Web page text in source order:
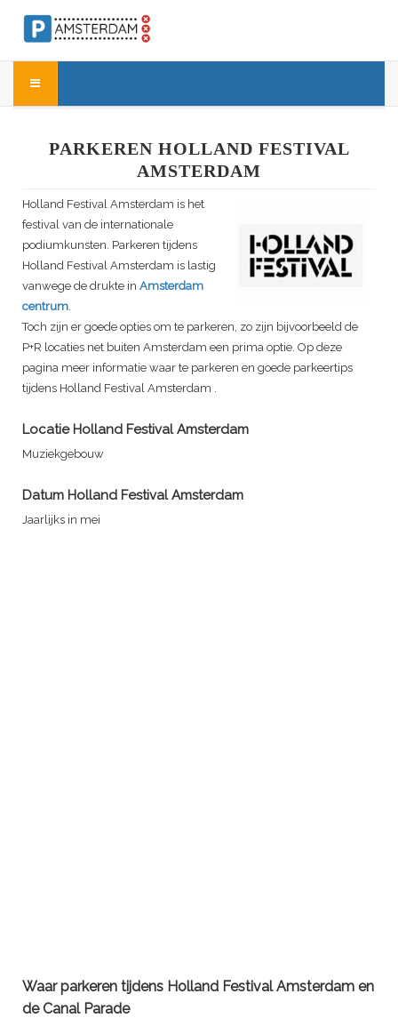
PARKEREN HOLLAND FESTIVAL
AMSTERDAM
Holland Festival Amsterdam is het
festival van de internationale
podiumkunsten. Parkeren tijdens
Holland Festival Amsterdam is lastig
vanwege de drukte in Amsterdam
centrum.
Toch zijn er goede opties om te parkeren, zo zijn bijvoorbeeld de
P+R locaties net buiten Amsterdam een prima optie. Op deze
pagina meer informatie waar te parkeren en goede parkeertips
tijdens Holland Festival Amsterdam .
Locatie Holland Festival Amsterdam
Muziekgebouw
Datum Holland Festival Amsterdam
Jaarlijks in mei
Waar parkeren tijdens Holland Festival Amsterdam en
de Canal Parade